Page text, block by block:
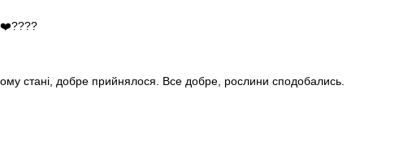
❤️????
стані, добре прийнялося. Все добре, рослини сподобались.